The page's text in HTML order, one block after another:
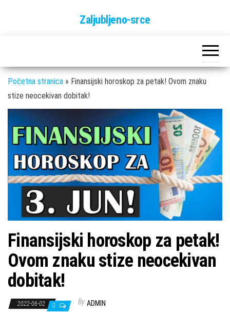
Zaljubljeno-srce
Početna stranica » Finansijski horoskop za petak! Ovom znaku
stize neocekivan dobitak!
Finansijski horoskop za petak!
Ovom znaku stize neocekivan
dobitak!
2022-06-02 0 By ADMIN